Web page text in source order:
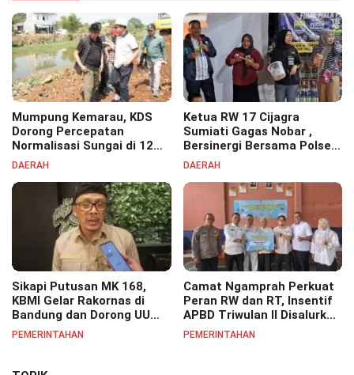
Mumpung Kemarau, KDS
Dorong Percepatan
Normalisasi Sungai di 12
Kecamatan Tekan Resiko
DAERAH
Ketua RW 17 Cijagra
Sumiati Gagas Nobar ,
Bersinergi Bersama Polsek
Bojongsoang Semarakkan
DAERAH
Sikapi Putusan MK 168,
KBMI Gelar Rakornas di
Bandung dan Dorong UU
Perlindungan Pekerja
PEMERINTAHAN
Camat Ngamprah Perkuat
Peran RW dan RT, Insentif
APBD Triwulan II Disalurkan
untuk Tingkatkan
PEMERINTAHAN